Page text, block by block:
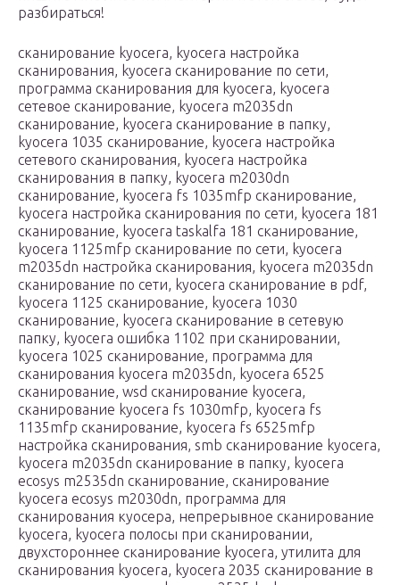
разбираться!
сканирование kyocera, kyocera настройка
сканирования, kyocera сканирование по сети,
программа сканирования для kyocera, kyocera
сетевое сканирование, kyocera m2035dn
сканирование, kyocera сканирование в папку,
kyocera 1035 сканирование, kyocera настройка
сетевого сканирования, kyocera настройка
сканирования в папку, kyocera m2030dn
сканирование, kyocera fs 1035mfp сканирование,
kyocera настройка сканирования по сети, kyocera 181
сканирование, kyocera taskalfa 181 сканирование,
kyocera 1125mfp сканирование по сети, kyocera
m2035dn настройка сканирования, kyocera m2035dn
сканирование по сети, kyocera сканирование в pdf,
kyocera 1125 сканирование, kyocera 1030
сканирование, kyocera сканирование в сетевую
папку, kyocera ошибка 1102 при сканировании,
kyocera 1025 сканирование, программа для
сканирования kyocera m2035dn, kyocera 6525
сканирование, wsd сканирование kyocera,
сканирование kyocera fs 1030mfp, kyocera fs
1135mfp сканирование, kyocera fs 6525mfp
настройка сканирования, smb сканирование kyocera,
kyocera m2035dn сканирование в папку, kyocera
ecosys m2535dn сканирование, сканирование
kyocera ecosys m2030dn, программа для
сканирования куосера, непрерывное сканирование
kyocera, kyocera полосы при сканировании,
двухстороннее сканирование kyocera, утилита для
сканирования kyocera, kyocera 2035 сканирование в